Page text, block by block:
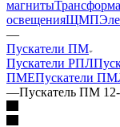
магниты
освещенияЩМП
—
Пускатели ПМ
Пускатели РПЛ
ПМЕПускатели
—Пускатель ПМ